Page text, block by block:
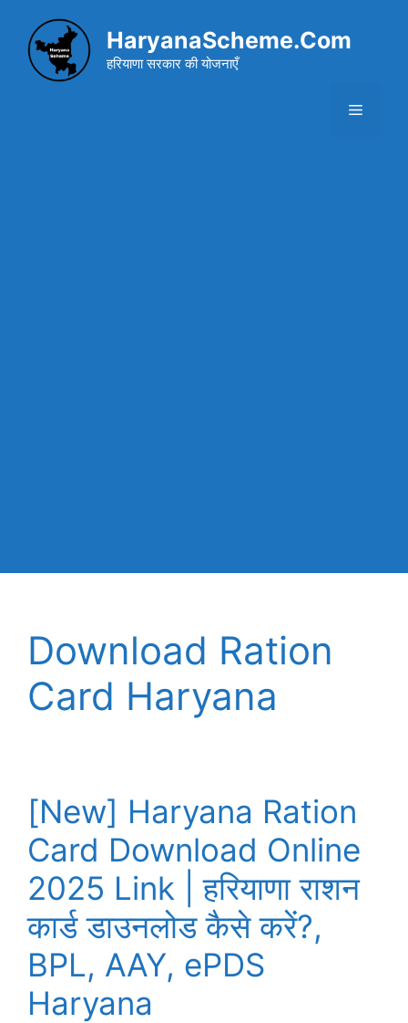
content
HaryanaScheme.Com
हरियाणा सरकार की योजनाएँ
Menu
Download Ration
Card Haryana
[New] Haryana Ration
Card Download Online
2025 Link | हरियाणा राशन
कार्ड डाउनलोड कैसे करें?,
BPL, AAY, ePDS
Haryana